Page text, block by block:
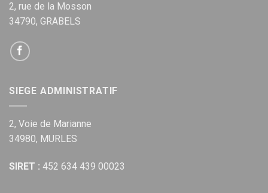
2, rue de la Mosson
34790, GRABELS
SIEGE ADMINISTRATIF
2, Voie de Marianne
34980, MURLES
SIRET : 452 634 439 00023